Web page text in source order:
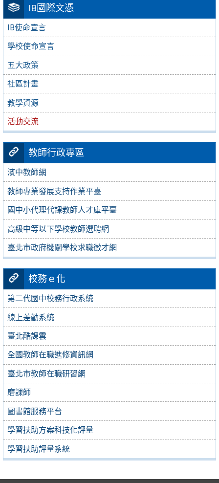
IB國際文憑
IB使命宣言
學校使命宣言
五大政策
社區計畫
教學資源
活動交流
教師行政專區
濱中教師網
教師專業發展支持作業平臺
國中小代理代課教師人才庫平臺
高級中等以下學校教師選聘網
臺北市政府機關學校求職徵才網
校務ｅ化
第二代國中校務行政系統
線上差勤系統
臺北酷課雲
全國教師在職進修資訊網
臺北市教師在職研習網
磨課師
圖書館服務平台
學習扶助方案科技化評量
學習扶助評量系統